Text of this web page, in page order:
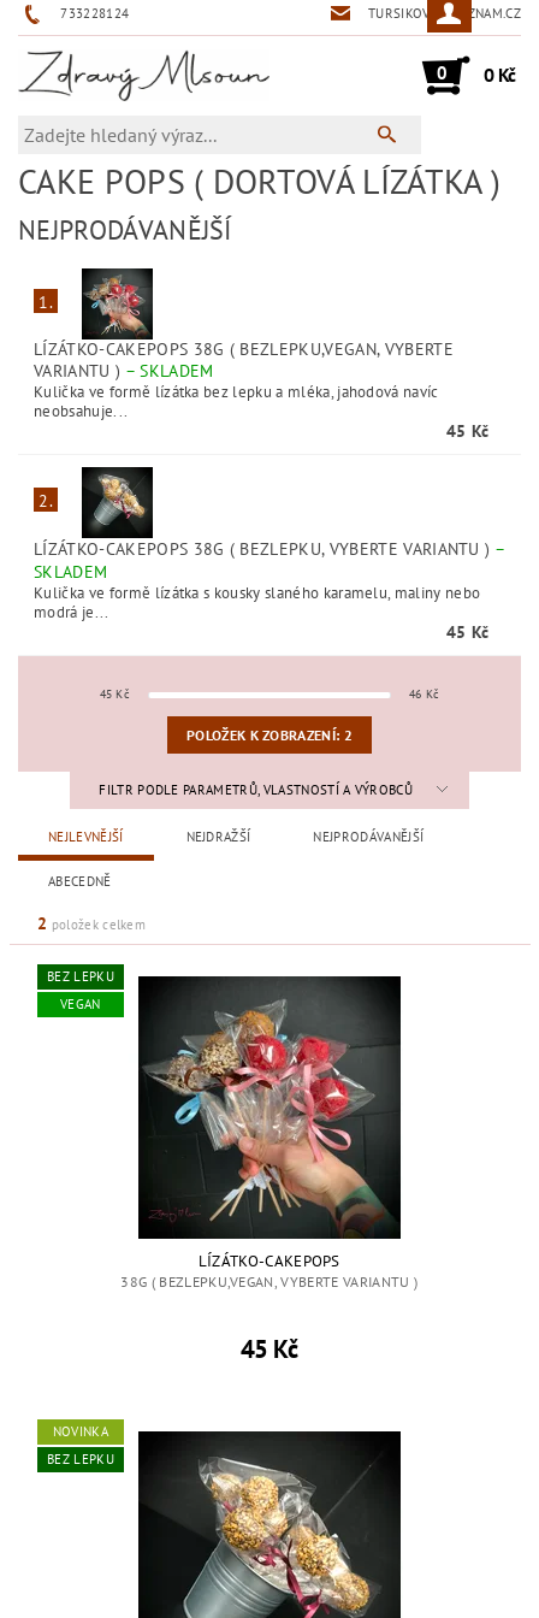
733228124 TURSIKOVA@SEZNAM.CZ
0 0 Kč
CAKE POPS ( DORTOVÁ LÍZÁTKA )
NEJPRODÁVANĚJŠÍ
1.
LÍZÁTKO-CAKEPOPS 38G ( BEZLEPKU,VEGAN, VYBERTE
VARIANTU ) –SKLADEM
Kulička ve formě lízátka bez lepku a mléka, jahodová navíc
neobsahuje...
45 Kč
2.
LÍZÁTKO-CAKEPOPS 38G ( BEZLEPKU, VYBERTE VARIANTU ) –
SKLADEM
Kulička ve formě lízátka s kousky slaného karamelu, maliny nebo
modrá je...
45 Kč
45 Kč 46 Kč
POLOŽEK K ZOBRAZENÍ: 2
FILTR PODLE PARAMETRŮ, VLASTNOSTÍ A VÝROBCŮ
NEJLEVNĚJŠÍ NEJDRAŽŠÍ NEJPRODÁVANĚJŠÍ
ABECEDNĚ
2 položek celkem
BEZ LEPKU
VEGAN
LÍZÁTKO-CAKEPOPS
38G ( BEZLEPKU,VEGAN, VYBERTE VARIANTU )
45 Kč
NOVINKA
BEZ LEPKU